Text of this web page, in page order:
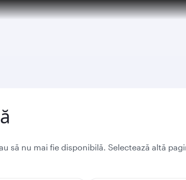
(BAH), Erbil (EBL), and Kuwait (KWI)
să nu mai fie disponibilă. Selectează altă